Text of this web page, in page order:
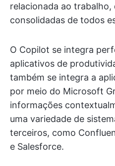
relacionada ao
consolidadas de todos
O Copilot se integra
aplicativos de
também se integra a
por meio do Microsoft
informações
uma variedade de
terceiros, como
e Salesforce.